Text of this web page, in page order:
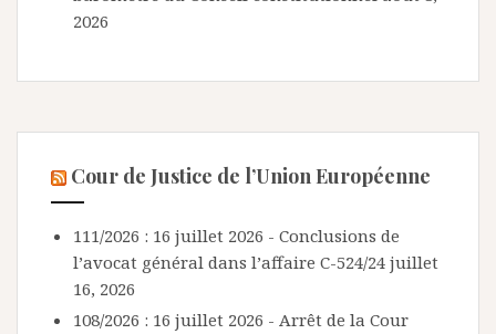
2026
Cour de Justice de l’Union Européenne
111/2026 : 16 juillet 2026 - Conclusions de
l’avocat général dans l’affaire C-524/24 juillet
16, 2026
108/2026 : 16 juillet 2026 - Arrêt de la Cour